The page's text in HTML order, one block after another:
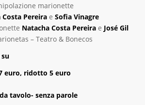
marionette
Costa Pereira e Sofia Vinagre
Natacha Costa Pereira e José Gil
– Teatro & Bonecos
euro, ridotto 5 euro
tavolo- senza parole